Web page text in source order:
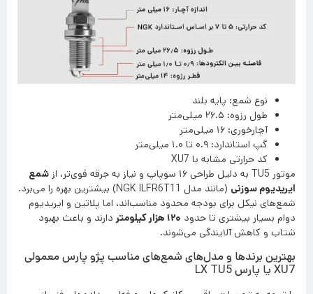
نوع شمع: پایه بلند
طول رزوه: ۲۶.۵ میلی‌متر
آچارخوری: ۱۶ میلی‌متر
گپ استاندارد: ۰.۹ تا ۱.۰ میلی‌متر
کد حرارتی مشابه با XU7
موتور TU5 به دلیل طراحی ۱۶ سوپاپ و نیاز به جرقه قوی‌تر، از
شمع
ایریدیوم سوزنی
(مانند مدل NGK ILFR6T11) بیشترین بهره را می‌برد.
شمع‌های نیکل برای بودجه محدود مناسب‌اند، اما پلاتین و ایریدیوم
دوام بسیار بیشتری تا حدود ۱۲۰ هزار کیلومتر
دارند و باعث بهبود
شتاب و کاهش آلایندگی می‌شوند.
بهترین برندها و مدل‌های شمع‌های مناسب پژو پارس معمولی
XU7 یا پارس LX TU5